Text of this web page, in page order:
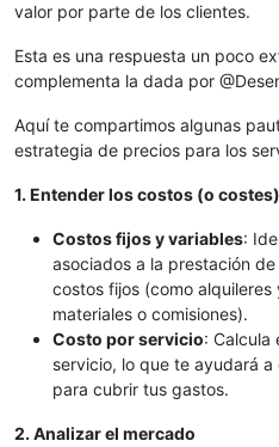
valor por parte de los clientes.
Esta es una respuesta un poco
complementa la dada por
Aquí te compartimos algunas
estrategia de precios para los
1. Entender los costos (o costes)
Costos fijos y variables:
asociados a la prestación
costos fijos (como
materiales o comisiones).
Costo por servicio: Calcula
servicio, lo que te ayudará
para cubrir tus gastos.
2. Analizar el mercado